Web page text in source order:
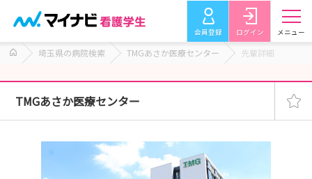
会員登録 ログイン メニュー
埼玉県の病院検索 TMGあさか医療センター 先輩詳細
TMGあさか医療センター